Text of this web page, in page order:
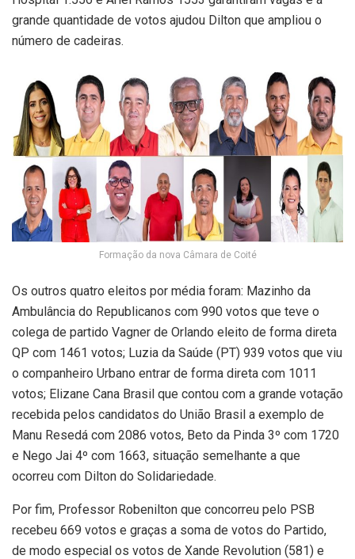
grande quantidade de votos ajudou Dilton que ampliou o
número de cadeiras.
Formação da nova Câmara de Coité
Os outros quatro eleitos por média foram: Mazinho da
Ambulância do Republicanos com 990 votos que teve o
colega de partido Vagner de Orlando eleito de forma direta
QP com 1461 votos; Luzia da Saúde (PT) 939 votos que viu
o companheiro Urbano entrar de forma direta com 1011
votos; Elizane Cana Brasil que contou com a grande votação
recebida pelos candidatos do União Brasil a exemplo de
Manu Resedá com 2086 votos, Beto da Pinda 3º com 1720
e Nego Jai 4º com 1663, situação semelhante a que
ocorreu com Dilton do Solidariedade.
Por fim, Professor Robenilton que concorreu pelo PSB
recebeu 669 votos e graças a soma de votos do Partido,
de modo especial os votos de Xande Revolution (581) e